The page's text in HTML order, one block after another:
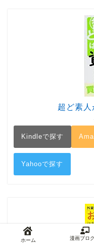
超ど素人
Kindleで探す
Yahooで探す
ホーム 漫画ブロ